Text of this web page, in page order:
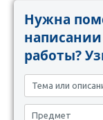
Нужна
работы?